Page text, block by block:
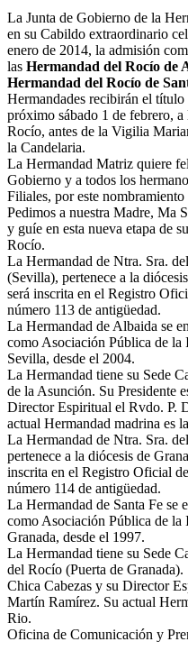
La Junta de Gobierno de la
en su Cabildo extraordinario
enero de 2014, la admisión
las Hermandad del Rocío de
Hermandad del Rocío de
Hermandades recibirán el
próximo sábado 1 de febrero,
Rocío, antes de la Vigilia
la Candelaria.
La Hermandad Matriz quiere
Gobierno y a todos los
Filiales, por este nombramiento
Pedimos a nuestra Madre, Ma
y guíe en esta nueva etapa de
Rocío.
La Hermandad de Ntra. Sra.
(Sevilla), pertenece a la
será inscrita en el Registro
número 113 de antigüedad.
La Hermandad de Albaida se
como Asociación Pública de la
Sevilla, desde el 2004.
La Hermandad tiene su Sede
de la Asunción. Su Presidente
Director Espiritual el Rvdo. P.
actual Hermandad madrina es
La Hermandad de Ntra. Sra.
pertenece a la diócesis de
inscrita en el Registro Oficial
número 114 de antigüedad.
La Hermandad de Santa Fe se
como Asociación Pública de la
Granada, desde el 1997.
La Hermandad tiene su Sede
del Rocío (Puerta de
Chica Cabezas y su Director
Martín Ramírez. Su actual
Rio.
Oficina de Comunicación y
¿Cuándo se construyó la
El traslado cada siete años
¿Cuales son los actos
Quiero hacer el
En el Rocío, ¿dónde me